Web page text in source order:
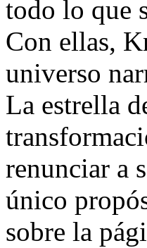
todo lo que
Con ellas,
universo
La estrella
renunciar a
único
sobre la